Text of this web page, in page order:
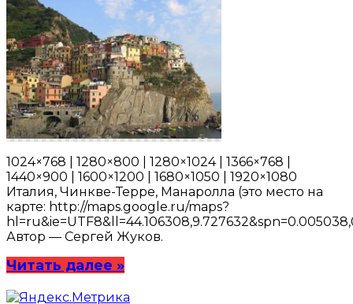
1024×768 | 1280×800 | 1280×1024 | 1366×768 |
1440×900 | 1600×1200 | 1680×1050 | 1920×1080
Италия, Чинкве-Терре, Манаролла (это место на
карте: http://maps.google.ru/maps?
Автор — Сергей Жуков.
Читать далее »